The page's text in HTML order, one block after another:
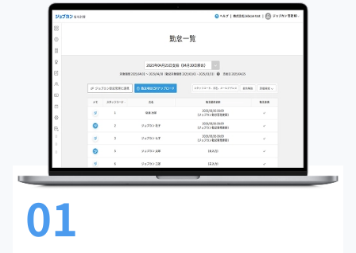
01